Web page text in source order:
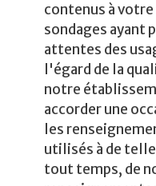
contenus à
sondages ayant
attentes des
l'égard de la
notre
accorder une
les
utilisés à de
tout temps, de